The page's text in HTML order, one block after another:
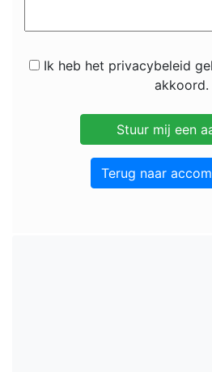
Ik heb het privacybeleid
akkoord.
Terug naar